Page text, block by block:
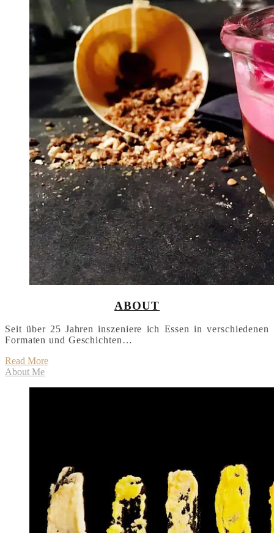
ABOUT
Seit über 25 Jahren inszeniere ich Essen in verschiedenen
Formaten und Geschichten…
Read More
About Me